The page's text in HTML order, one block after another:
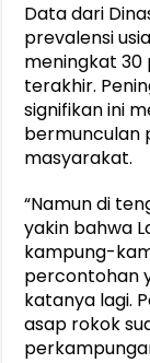
Data dari
prevalensi
meningkat 30
terakhir.
signifikan ini
bermunculan
masyarakat.
“Namun di
yakin bahwa
kampung-
percontohan
katanya lagi.
asap rokok